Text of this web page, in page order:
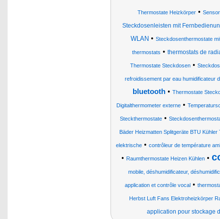
Thermostate Heizkörper•
Steckdosenleisten mit
WLAN• Steckdosenthermostate
thermostats • thermostats de
Thermostate Steckdosen •
refroidissement par eau humidificateur
bluetooth • Thermostate
Digitalthermometer externe •
Steckthermostate•
Bäder Heizmatten Splitgeräte BTU
elektrische • contrôleur de température
• Raumthermostate Heizen Kühlen•
mobile, déshumidificateur,
application et contrôle vocal•
Herbst Luft Fans Elektroheizkörper
application pour stockage